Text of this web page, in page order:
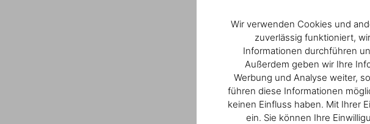
Wir verwenden Cookies und
zuverlässig funktioniert,
Informationen durchführen
Außerdem geben wir Ihre
Werbung und Analyse weiter,
führen diese Informationen
keinen Einfluss haben. Mit Ihrer
ein. Sie können Ihre